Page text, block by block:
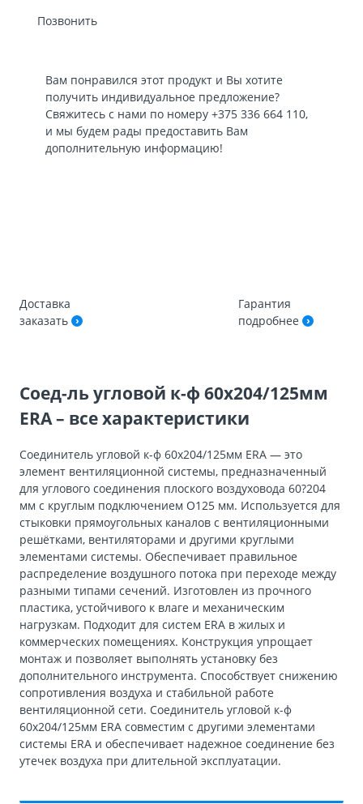
Позвонить
Вам понравился этот продукт и Вы хотите
получить индивидуальное предложение?
Свяжитесь с нами по номеру +375 336 664 110,
и мы будем рады предоставить Вам
дополнительную информацию!
Доставка
заказать
Гарантия
подробнее
Соед-ль угловой к-ф 60х204/125мм
ERA – все характеристики
Соединитель угловой к-ф 60х204/125мм ERA — это
элемент вентиляционной системы, предназначенный
для углового соединения плоского воздуховода 60?204
мм с круглым подключением O125 мм. Используется для
стыковки прямоугольных каналов с вентиляционными
решётками, вентиляторами и другими круглыми
элементами системы. Обеспечивает правильное
распределение воздушного потока при переходе между
разными типами сечений. Изготовлен из прочного
пластика, устойчивого к влаге и механическим
нагрузкам. Подходит для систем ERA в жилых и
коммерческих помещениях. Конструкция упрощает
монтаж и позволяет выполнять установку без
дополнительного инструмента. Способствует снижению
сопротивления воздуха и стабильной работе
вентиляционной сети. Соединитель угловой к-ф
60х204/125мм ERA совместим с другими элементами
системы ERA и обеспечивает надежное соединение без
утечек воздуха при длительной эксплуатации.